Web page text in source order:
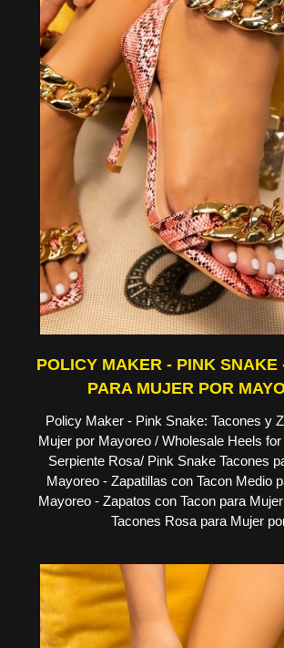
POLICY MAKER - PINK SNAKE
PARA MUJER POR
Policy Maker - Pink Snake: Tacones y
Mujer por Mayoreo / Wholesale Heels
Serpiente Rosa/ Pink Snake Tacones
Mayoreo - Zapatillas con Tacon Medio
Mayoreo - Zapatos con Tacon para
Tacones Rosa para Mujer